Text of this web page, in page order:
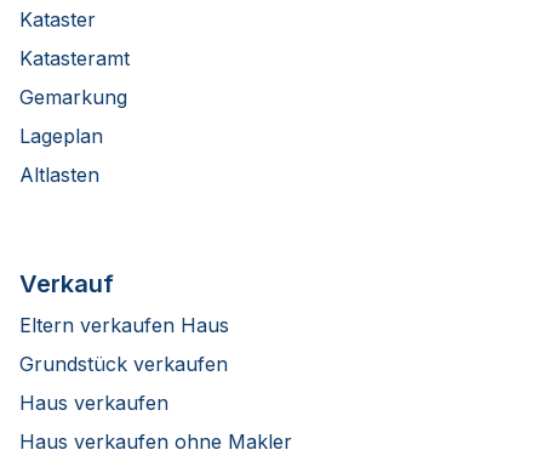
Kataster
Katasteramt
Gemarkung
Lageplan
Altlasten
Verkauf
Eltern verkaufen Haus
Grundstück verkaufen
Haus verkaufen
Haus verkaufen ohne Makler